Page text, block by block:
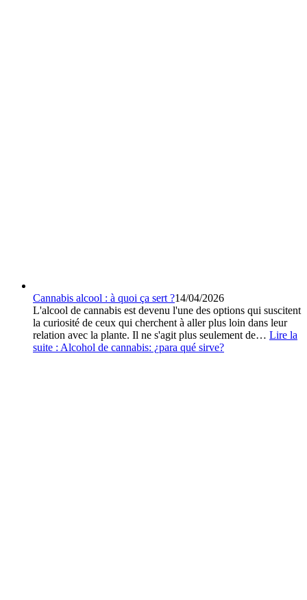
Cannabis alcool : à quoi ça sert ?14/04/2026
L'alcool de cannabis est devenu l'une des options qui suscitent
la curiosité de ceux qui cherchent à aller plus loin dans leur
relation avec la plante. Il ne s'agit plus seulement de… Lire la
suite : Alcohol de cannabis: ¿para qué sirve?